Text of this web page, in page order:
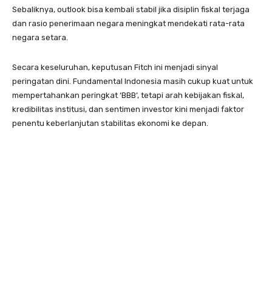
Sebaliknya, outlook bisa kembali stabil jika disiplin fiskal terjaga
dan rasio penerimaan negara meningkat mendekati rata-rata
negara setara.
Secara keseluruhan, keputusan Fitch ini menjadi sinyal
peringatan dini. Fundamental Indonesia masih cukup kuat untuk
mempertahankan peringkat ‘BBB’, tetapi arah kebijakan fiskal,
kredibilitas institusi, dan sentimen investor kini menjadi faktor
penentu keberlanjutan stabilitas ekonomi ke depan.